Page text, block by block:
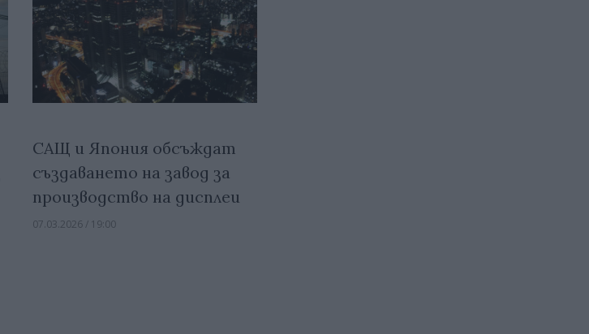
САЩ и Япония обсъждат
създаването на завод за
производство на дисплеи
07.03.2026 / 19:00